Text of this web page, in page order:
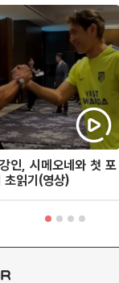
인, 시메오네와 첫 포
읽기(영상)